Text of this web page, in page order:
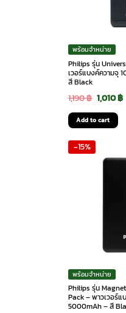
พร้อมจำหน่าย
Philips รุ่น
เวอร์แบงค์ความจุ
สี Black
1,190฿ Original
price
was:
1,010฿
Add to cart
-15%
พร้อมจำหน่าย
Philips รุ่น
Pack – พาวเวอร์แ
5000mAh – สี